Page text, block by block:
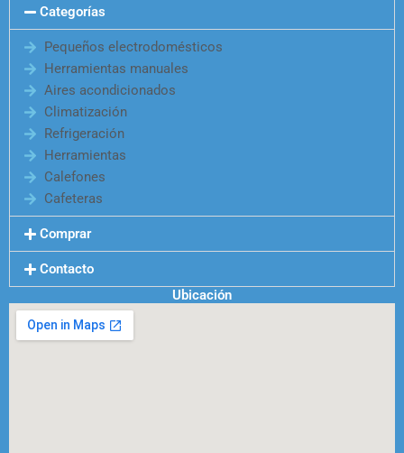
Categorías
Pequeños electrodomésticos
Herramientas manuales
Aires acondicionados
Climatización
Refrigeración
Herramientas
Calefones
Cafeteras
Comprar
Contacto
Ubicación